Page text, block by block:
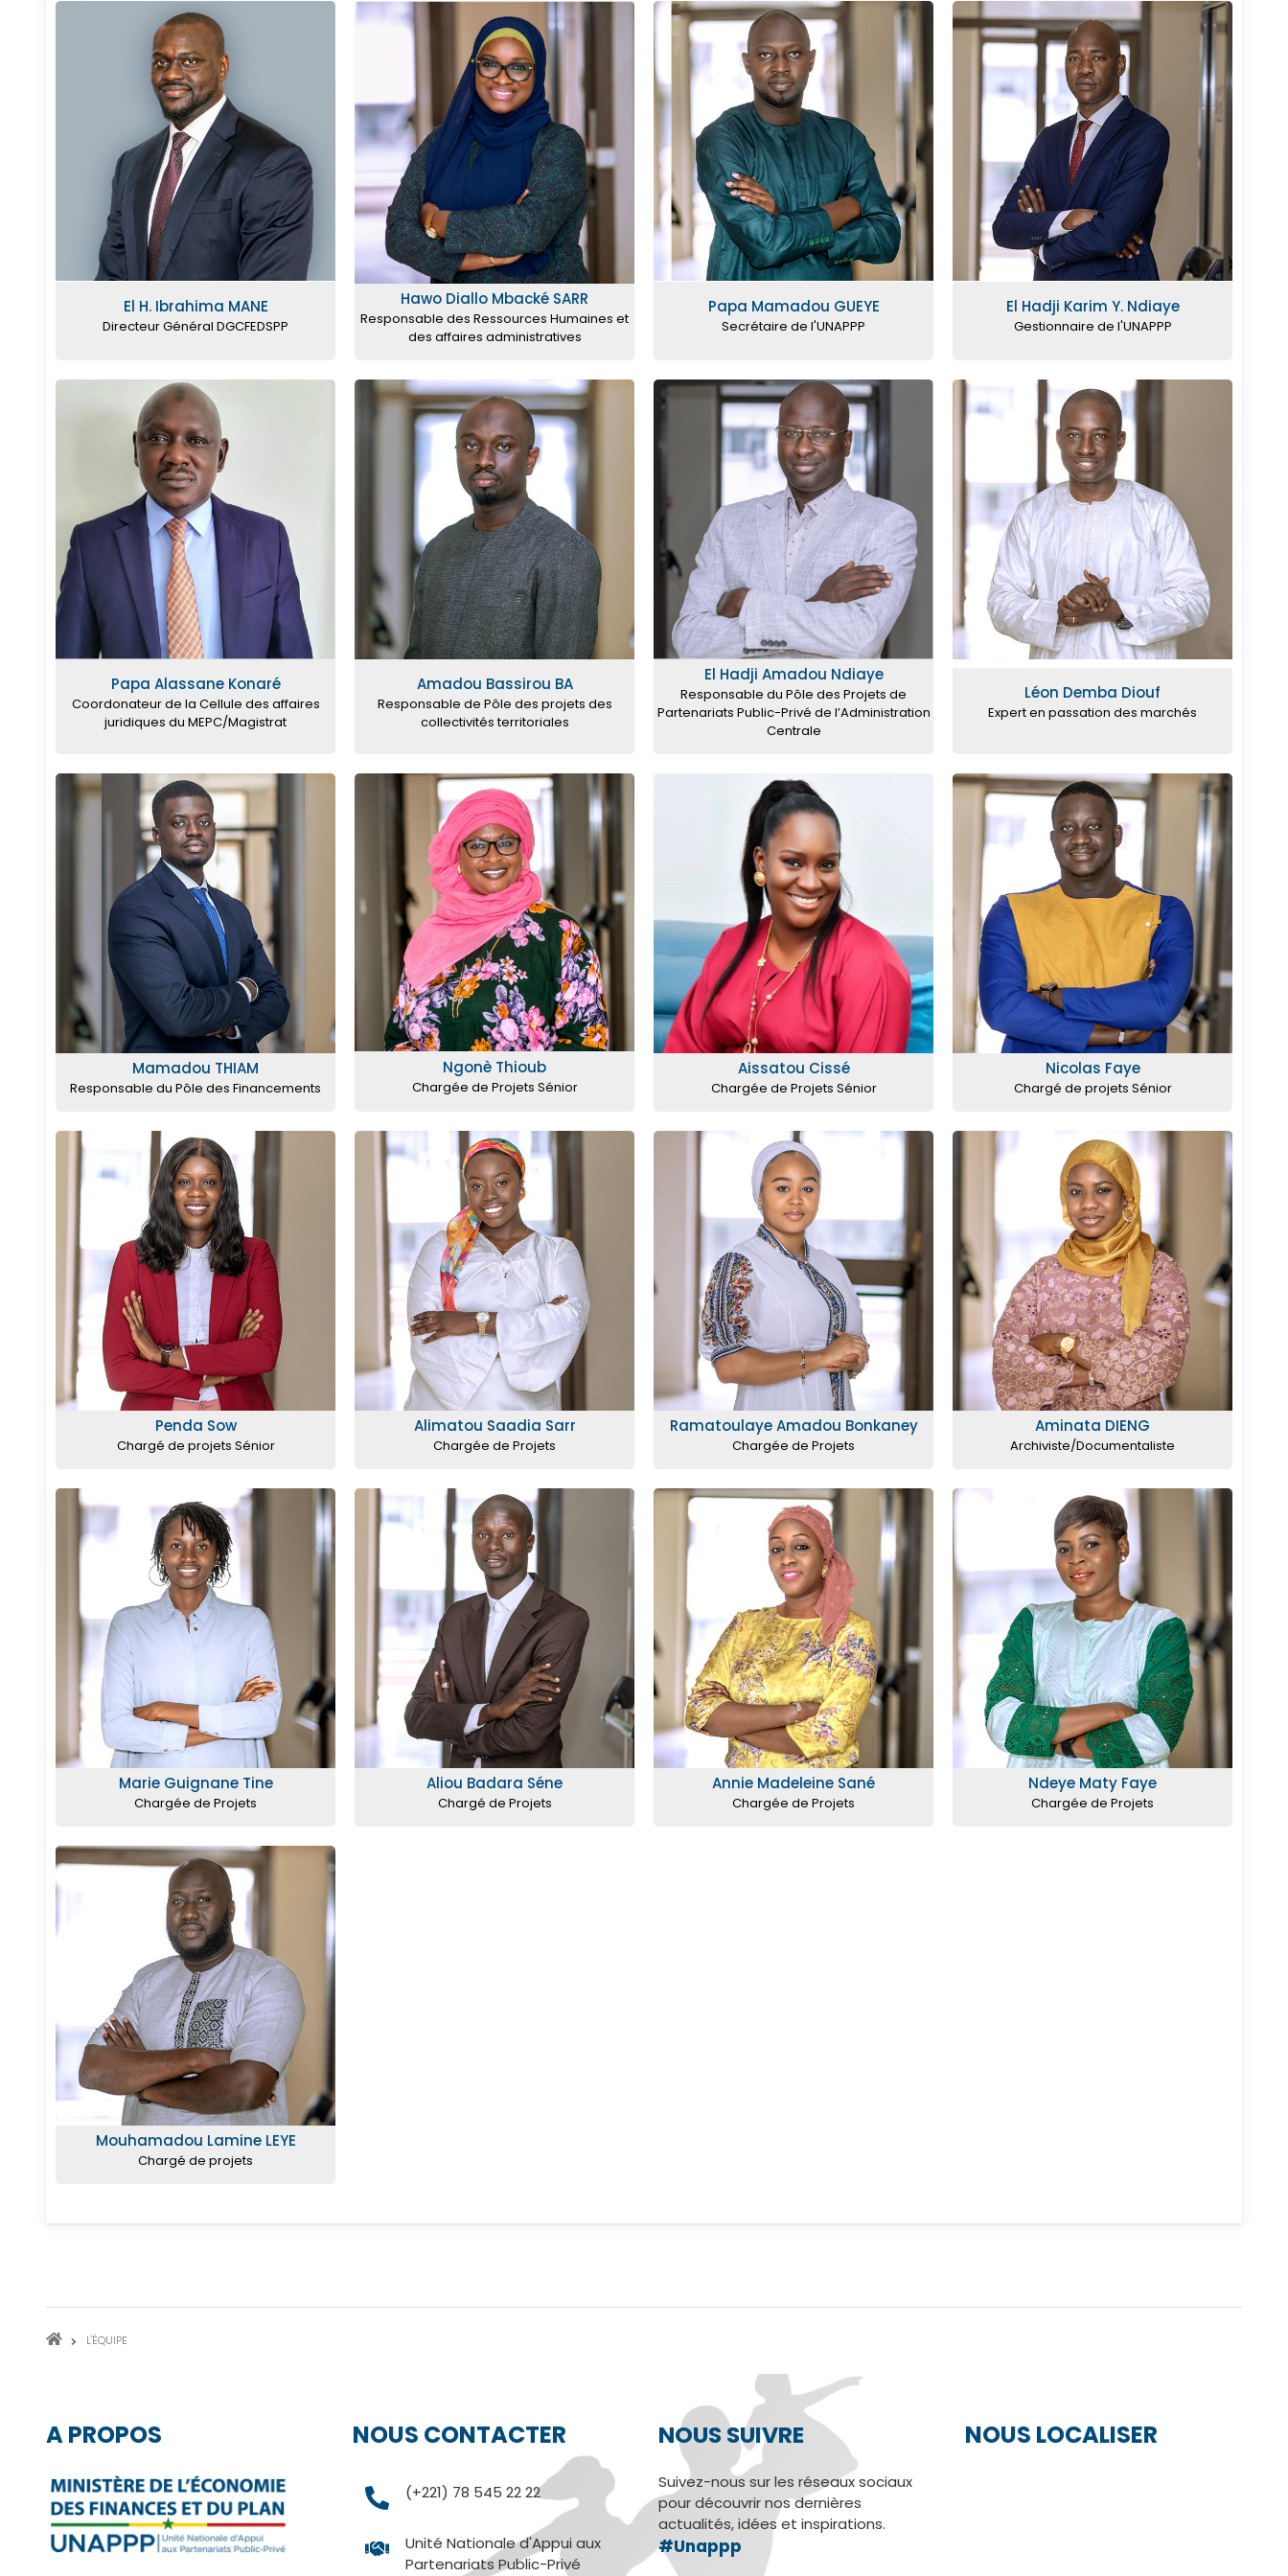
El H. Ibrahima MANE
Directeur Général DGCFEDSPP
Hawo Diallo Mbacké SARR
Responsable des Ressources Humaines et
des affaires administratives
Papa Mamadou GUEYE
Secrétaire de l'UNAPPP
El Hadji Karim Y. Ndiaye
Gestionnaire de l'UNAPPP
Papa Alassane Konaré
Coordonateur de la Cellule des affaires
juridiques du MEPC/Magistrat
Amadou Bassirou BA
Responsable de Pôle des projets des
collectivités territoriales
El Hadji Amadou Ndiaye
Responsable du Pôle des Projets de
Partenariats Public-Privé de l’Administration
Centrale
Léon Demba Diouf
Expert en passation des marchés
Mamadou THIAM
Responsable du Pôle des Financements
Ngonè Thioub
Chargée de Projets Sénior
Aissatou Cissé
Chargée de Projets Sénior
Nicolas Faye
Chargé de projets Sénior
Penda Sow
Chargé de projets Sénior
Alimatou Saadia Sarr
Chargée de Projets
Ramatoulaye Amadou Bonkaney
Chargée de Projets
Aminata DIENG
Archiviste/Documentaliste
Marie Guignane Tine
Chargée de Projets
Aliou Badara Séne
Chargé de Projets
Annie Madeleine Sané
Chargée de Projets
Ndeye Maty Faye
Chargée de Projets
Mouhamadou Lamine LEYE
Chargé de projets
FIL
L'ÉQUIPE
A PROPOS NOUS CONTACTER
(+221) 78 545 22 22
Unité Nationale d'Appui aux
Partenariats Public-Privé
NOUS SUIVRE
Suivez-nous sur les réseaux sociaux
pour découvrir nos dernières
actualités, idées et inspirations.
#Unappp
NOUS LOCALISER